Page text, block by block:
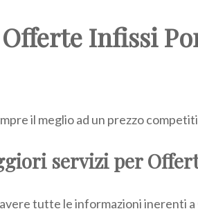
Offerte Infissi
il meglio ad un prezzo
servizi per